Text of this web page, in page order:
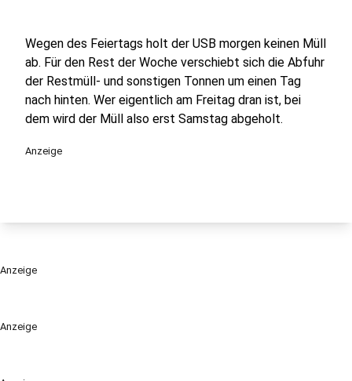
Anzeige
Wegen des Feiertags holt der USB morgen keinen Müll
ab. Für den Rest der Woche verschiebt sich die Abfuhr
der Restmüll- und sonstigen Tonnen um einen Tag
nach hinten. Wer eigentlich am Freitag dran ist, bei
dem wird der Müll also erst Samstag abgeholt.
Anzeige
Anzeige